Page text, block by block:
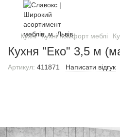
Кухні Кухні Комфорт меблі
Кухня "Еко" 3,5 м
Артикул: 411871 Написати відгук